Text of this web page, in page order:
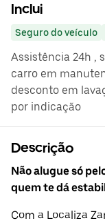
Inclui
Seguro do veículo
Assistência 24h ,
carro em
desconto em
por indicação
Descrição
Não alugue só
quem te dá
Com a Localiza